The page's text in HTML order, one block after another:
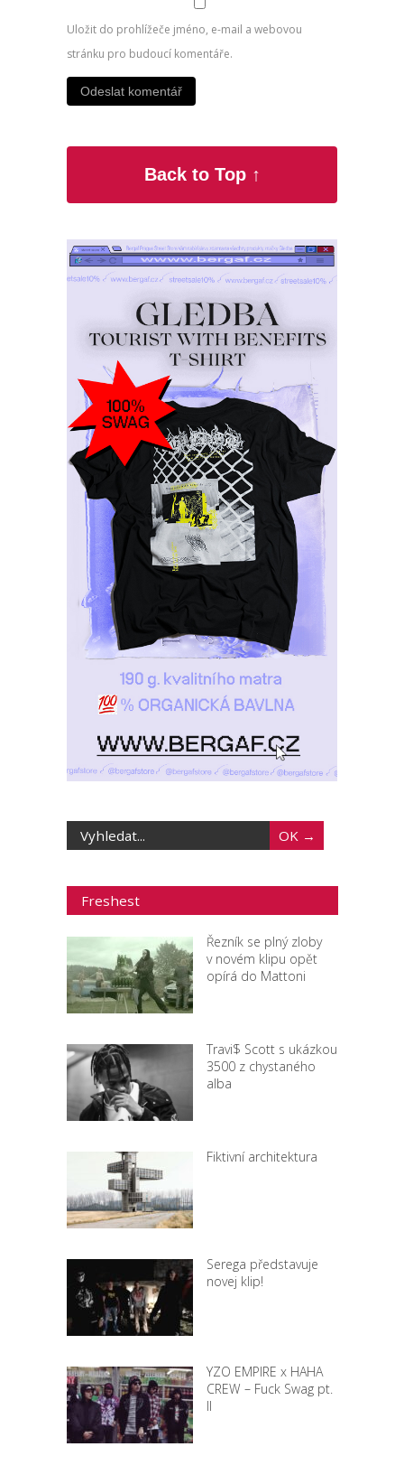
Uložit do prohlížeče jméno, e-mail a webovou
stránku pro budoucí komentáře.
Back to Top ↑
Freshest
Řezník se plný zloby
v novém klipu opět
opírá do Mattoni
Travi$ Scott s ukázkou
3500 z chystaného
alba
Fiktivní architektura
Serega představuje
novej klip!
YZO EMPIRE x HAHA
CREW – Fuck Swag pt.
II